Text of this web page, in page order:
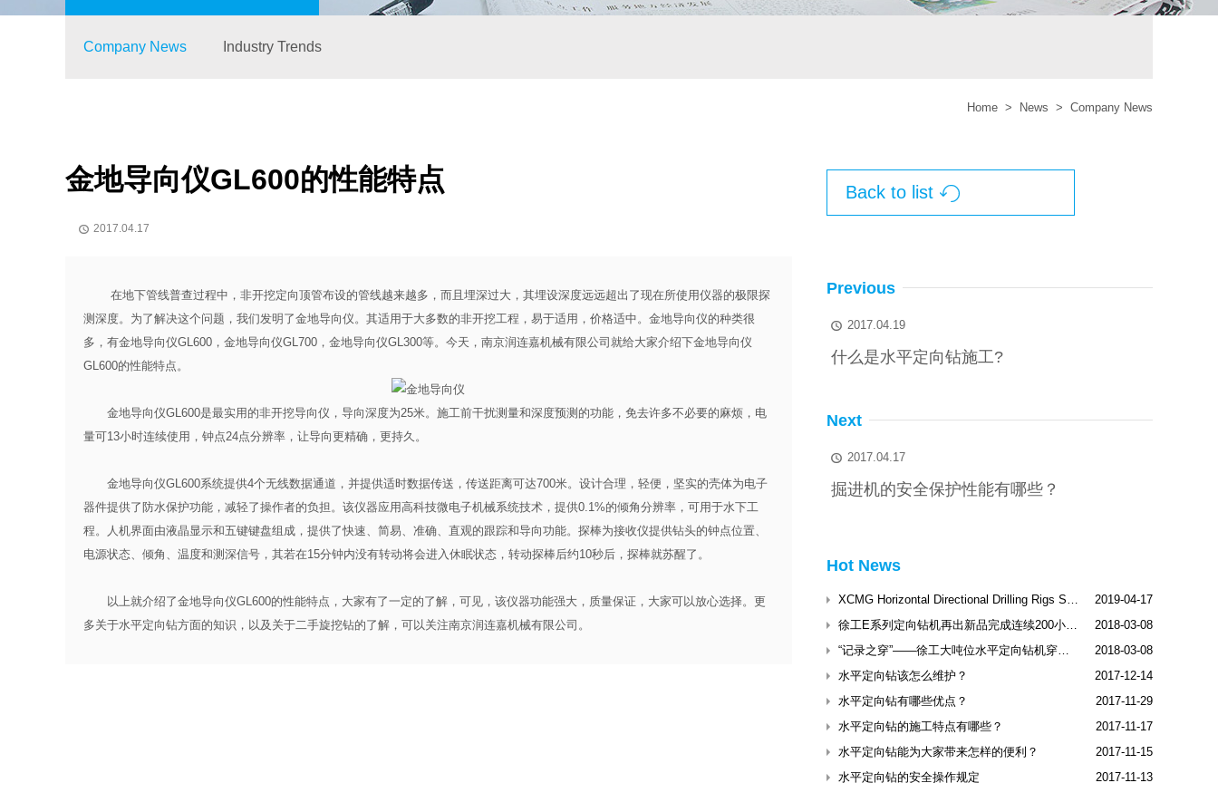
Company News Industry Trends
Home > News > Company News
金地导向仪GL600的性能特点
 2017.04.17
在地下管线普查过程中，非开挖定向顶管布设的管线越来越多，而且埋深过大，其埋设深度远远超出了现在所使用仪器的极限探
测深度。为了解决这个问题，我们发明了金地导向仪。其适用于大多数的非开挖工程，易于适用，价格适中。金地导向仪的种类很
多，有金地导向仪GL600，金地导向仪GL700，金地导向仪GL300等。今天，南京润连嘉机械有限公司就给大家介绍下金地导向仪
GL600的性能特点。
金地导向仪GL600是最实用的非开挖导向仪，导向深度为25米。施工前干扰测量和深度预测的功能，免去许多不必要的麻烦，电
量可13小时连续使用，钟点24点分辨率，让导向更精确，更持久。
金地导向仪GL600系统提供4个无线数据通道，并提供适时数据传送，传送距离可达700米。设计合理，轻便，坚实的壳体为电子
器件提供了防水保护功能，减轻了操作者的负担。该仪器应用高科技微电子机械系统技术，提供0.1%的倾角分辨率，可用于水下工
程。人机界面由液晶显示和五键键盘组成，提供了快速、简易、准确、直观的跟踪和导向功能。探棒为接收仪提供钻头的钟点位置、
电源状态、倾角、温度和测深信号，其若在15分钟内没有转动将会进入休眠状态，转动探棒后约10秒后，探棒就苏醒了。
以上就介绍了金地导向仪GL600的性能特点，大家有了一定的了解，可见，该仪器功能强大，质量保证，大家可以放心选择。更
多关于水平定向钻方面的知识，以及关于二手旋挖钻的了解，可以关注南京润连嘉机械有限公司。
Back to list 
Previous
 2017.04.19
什么是水平定向钻施工?
Next
 2017.04.17
掘进机的安全保护性能有哪些？
Hot News
XCMG Horizontal Directional Drilling Rigs Shine Dubai International Trenchless Exhibitio
2019-04-17
徐工E系列定向钻机再出新品完成连续200小时工业性试验
2018-03-08
“记录之穿”——徐工大吨位水平定向钻机穿越松花江
2018-03-08
水平定向钻该怎么维护？
2017-12-14
水平定向钻有哪些优点？
2017-11-29
水平定向钻的施工特点有哪些？
2017-11-17
水平定向钻能为大家带来怎样的便利？
2017-11-15
水平定向钻的安全操作规定
2017-11-13